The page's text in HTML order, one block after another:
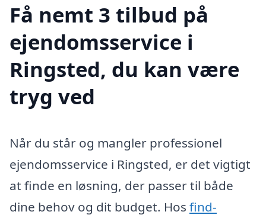
Få nemt 3 tilbud på
ejendomsservice i
Ringsted, du kan være
tryg ved
Når du står og mangler professionel
ejendomsservice i Ringsted, er det vigtigt
at finde en løsning, der passer til både
dine behov og dit budget. Hos find-